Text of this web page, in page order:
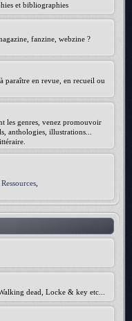
et bibliographies
fanzine, webzine ?
paraître en revue, en recueil ou
les genres, venez promouvoir
anthologies, illustrations...
Ressources
dead, Locke & key etc...